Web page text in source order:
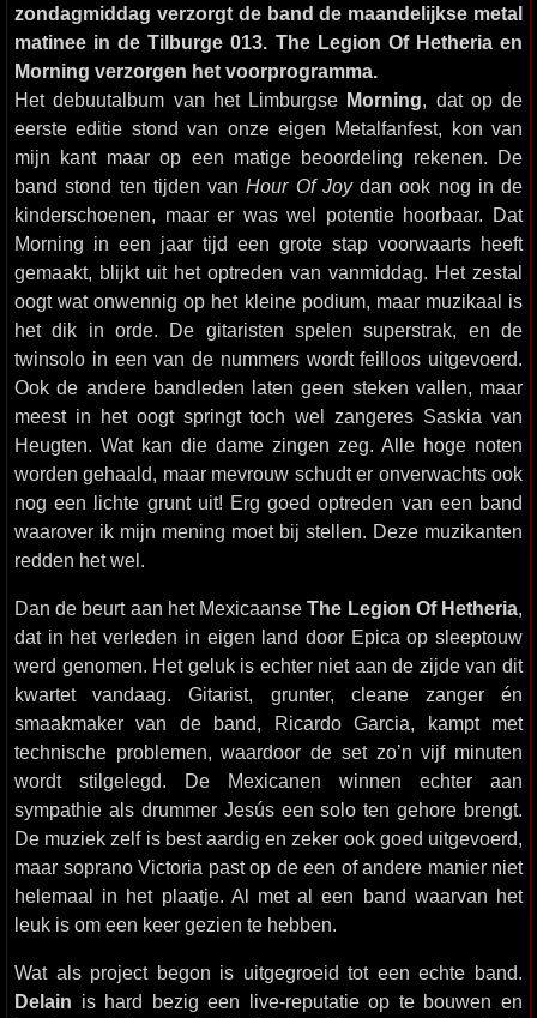
zondagmiddag verzorgt de band de maandelijkse metal
matinee in de Tilburge 013. The Legion Of Hetheria en
Morning verzorgen het voorprogramma.
Het debuutalbum van het Limburgse Morning, dat op de
eerste editie stond van onze eigen Metalfanfest, kon van
mijn kant maar op een matige beoordeling rekenen. De
band stond ten tijden vanHour Of Joydan ook nog in de
kinderschoenen, maar er was wel potentie hoorbaar. Dat
Morning in een jaar tijd een grote stap voorwaarts heeft
gemaakt, blijkt uit het optreden van vanmiddag. Het zestal
oogt wat onwennig op het kleine podium, maar muzikaal is
het dik in orde. De gitaristen spelen superstrak, en de
twinsolo in een van de nummers wordt feilloos uitgevoerd.
Ook de andere bandleden laten geen steken vallen, maar
meest in het oogt springt toch wel zangeres Saskia van
Heugten. Wat kan die dame zingen zeg. Alle hoge noten
worden gehaald, maar mevrouw schudt er onverwachts ook
nog een lichte grunt uit! Erg goed optreden van een band
waarover ik mijn mening moet bij stellen. Deze muzikanten
redden het wel.
Dan de beurt aan het MexicaanseThe Legion Of Hetheria,
dat in het verleden in eigen land door Epica op sleeptouw
werd genomen. Het geluk is echter niet aan de zijde van dit
kwartet vandaag. Gitarist, grunter, cleane zanger én
smaakmaker van de band, Ricardo Garcia, kampt met
technische problemen, waardoor de set zo’n vijf minuten
wordt stilgelegd. De Mexicanen winnen echter aan
sympathie als drummer Jesús een solo ten gehore brengt.
De muziek zelf is best aardig en zeker ook goed uitgevoerd,
maar soprano Victoria past op de een of andere manier niet
helemaal in het plaatje. Al met al een band waarvan het
leuk is om een keer gezien te hebben.
Wat als project begon is uitgegroeid tot een echte band.
Delain is hard bezig een live-reputatie op te bouwen en